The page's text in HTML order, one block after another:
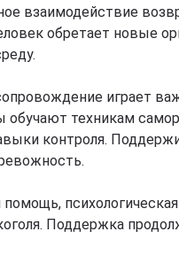
взаимодействие
обретает новые
играет
обучают техникам
контроля.
Поддержка